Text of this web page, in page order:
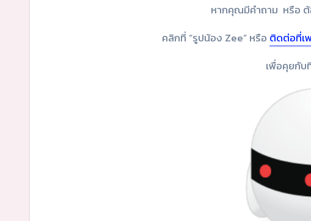
หากคุณมีคำถาม หรือ ต้
คลิกที่ “รูปน้อง Zee” หรือ ติดต่อที่เ
เพื่อคุยกับ